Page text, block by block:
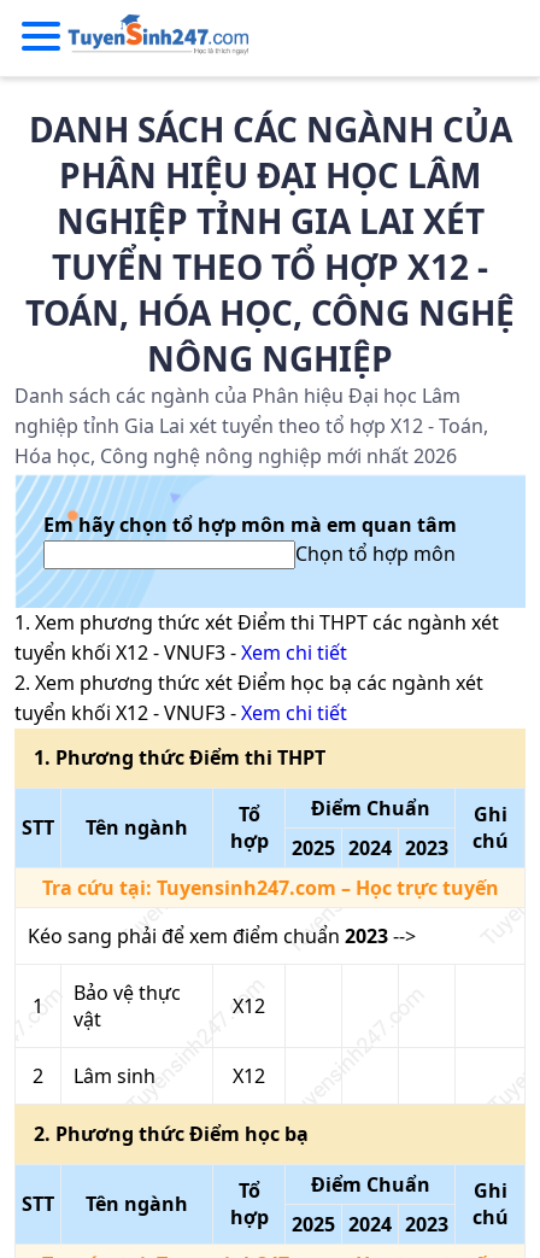
DANH SÁCH CÁC NGÀNH CỦA
PHÂN HIỆU ĐẠI HỌC LÂM
NGHIỆP TỈNH GIA LAI XÉT
TUYỂN THEO TỔ HỢP X12 -
TOÁN, HÓA HỌC, CÔNG NGHỆ
NÔNG NGHIỆP
Danh sách các ngành của Phân hiệu Đại học Lâm
nghiệp tỉnh Gia Lai xét tuyển theo tổ hợp X12 - Toán,
Hóa học, Công nghệ nông nghiệp mới nhất 2026
Em hãy chọn tổ hợp môn mà em quan tâm
Chọn tổ hợp môn
1. Xem phương thức xétĐiểm thi THPTcác ngành xét
tuyển khối X12-VNUF3-Xem chi tiết
2. Xem phương thức xétĐiểm học bạ các ngành xét
tuyển khối X12-VNUF3-Xem chi tiết
1. Phương thứcĐiểm thi THPT
STT Tên ngành
Tổ
hợp
Điểm Chuẩn
Ghi
chú
2025 2024 2023
Tra cứu tại: Tuyensinh247.com – Học trực tuyến
Kéo sang phải để xem điểm chuẩn 2023-->
1
Bảo vệ thực
vật
X12
2 Lâm sinh X12
2. Phương thứcĐiểm học bạ
STT Tên ngành
Tổ
hợp
Điểm Chuẩn
Ghi
chú
2025 2024 2023